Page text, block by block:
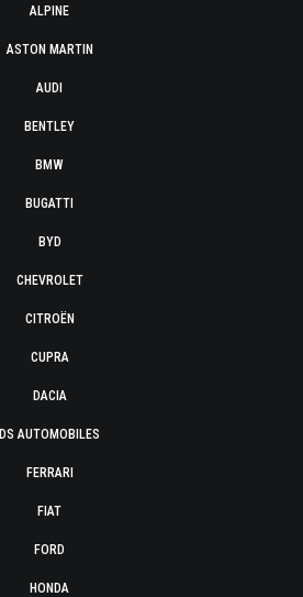
ALPINE
ASTON MARTIN
AUDI
BENTLEY
BMW
BUGATTI
BYD
CHEVROLET
CITROËN
CUPRA
DACIA
DS AUTOMOBILES
FERRARI
FIAT
FORD
HONDA